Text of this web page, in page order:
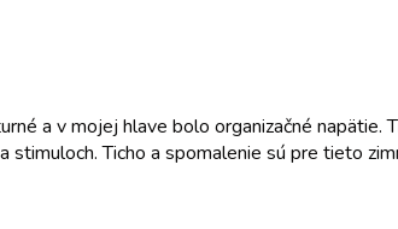
a v mojej hlave bolo organizačné napätie.
Ticho a spomalenie sú pre tieto